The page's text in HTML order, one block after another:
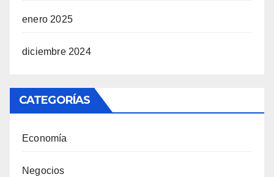
enero 2025
diciembre 2024
CATEGORÍAS
Economía
Negocios